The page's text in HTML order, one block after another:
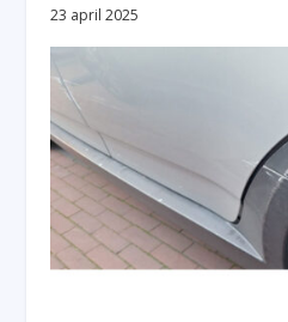
23 april 2025